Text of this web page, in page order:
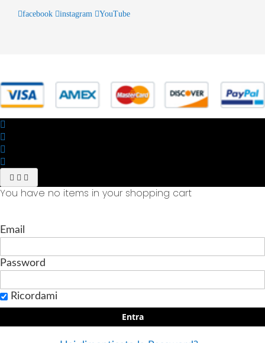
facebook instagram YouTube
You have no items in your shopping cart
Email
Password
Ricordami
Entra